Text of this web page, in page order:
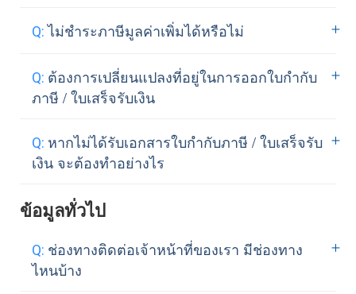
(ยอดไม่ต่ำกว่า 5,000 บาท) หมายเลข 0
4. ชำระเงินด้วยบัญชี PromptPay
0135539003143 (เลขประจำตัวผู้เสียภาษี)
billing@netway.co.th) รายละเอียดเพิ่มเติม
ที่นี่
หลังจากที่ชำระเงินผ่านช่องทางใดช่องทาง
มาที่ payment@netway.co.th หรือ Online :
ยืนยันการชำระเงิน หากไม่สามารถทำการ
อายุ Service ให้กับลูกค้า
• นิติบุคคล สามารถหักภาษี ณ.ที่จ่ายได้ 3%
• ราชการ สามารถหักภาษี ณ.ที่จ่ายได้ 1%
• บุคคลธรรมดาไม่สามารถหักภาษี ณ.ที่
จ่ายได้
หลังจากที่ลูกค้าชำระเงินและยืนยันการ
ชำระเงินเรียบร้อยแล้ว รายละเอียดของ
การจัดส่งเอกสาร
• กรณี ที่ทำการหักภาษี ณ.ที่จ่าย ทางเราจะ
จัดส่งเอกสารใบกำกับภาษี / ใบเสร็จรับเงิน
ต้นฉบับ) เรียบร้อยแล้ว ภายใน 3-5 วัน
ทำการ
เจ้าหน้าที่จะจัดส่งเอกสารให้ลูกค้าตาม
Billing Contact ที่ลูกค้าให้ไว้ ทางไปรษณีย์
ภายใน 3-5 วันทำการ
ไม่ชำระภาษีมูลค่าเพิ่มได้หรือไม่
เนื่องจากทางเราได้จดทะเบียนในรูป
บริษัท จึงจำเป็นจะต้องเก็บภาษีมูลค่าเพิ่ม
พร้อมทั้งออกใบกำกับภาษี / ใบเสร็จรับเงิน
ให้ลูกค้า
ต้องการเปลี่ยนแปลงที่อยู่ในการออกใบกำกับ
ภาษี / ใบเสร็จรับเงิน
คุณสามารถทำได้ 3 กรณี คือ
• ลูกค้าสามารถส่งเมล์เข้ามาแจ้งเจ้าหน้าที่
ได้ที่ support@netway.co.th (อีเมลที่ใช้
แจ้งต้องเป็นเมล์ Contact ที่ติดต่อกับ
Netway เท่านั้น)
• กรณีที่ลูกค้าได้รับใบเสร็จรับเงิน/ใบกำกับ
ภาษีแล้ว ลูกค้าต้องส่งเอกสารที่ได้รับ พร้อม
กับแจ้งที่อยู่ที่ต้องการเปลี่ยนแปลง ส่งกลับ
หากไม่ได้รับเอกสารใบกำกับภาษี / ใบเสร็จรับ
เงิน จะต้องทำอย่างไร
สามารถเกิดขึ้นได้หลายกรณี ดังนี้
• จะต้องตรวจสอบเบื้องต้นว่าลูกค้ามีการหัก
ภาษี ณ.ที่จ่ายหรือไม่ ถ้ามี ได้จัดส่งเอกสาร
มาให้ทางเราแล้วหรือยัง
• มีการเปลี่ยนแปลงที่อยู่ รบกวนตรวจสอบ
ข้อมูลทั่วไป
ช่องทางติดต่อเจ้าหน้าที่ของเรา มีช่องทาง
ไหนบ้าง